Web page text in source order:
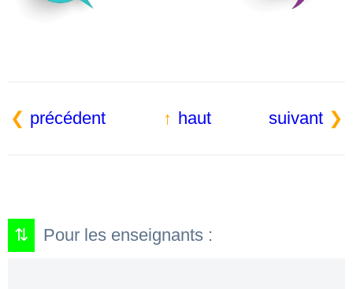
précédent haut suivant
Pour les enseignants :